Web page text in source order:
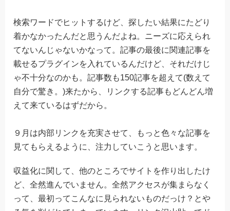
検索ワードでヒットするけど、探したい結果にたどり
着かなかったんだと思うんだよね。ニーズに応えられ
てないんじゃないかなって。記事の最後に関連記事を
載せるプラグインを入れているんだけど、それだけじ
ゃ不十分なのかも。記事数も150記事を超えて(数えて
自分で驚き。)来たから、リンクする記事もどんどん増
えて来ているはずだから。
９月は内部リンクを充実させて、もっと色々な記事を
見てもらえるように、注力していこうと思います。
収益化に関して、他のところでサイトを作り出したけ
ど、全然進んでいません。全然アクセスが集まらなく
って、最初ってこんなに見られないものだっけ？とや